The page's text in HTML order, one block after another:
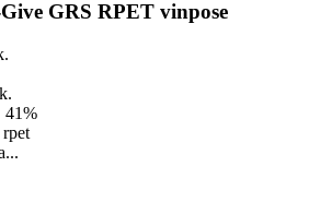
GRS RPET vinpose
41%